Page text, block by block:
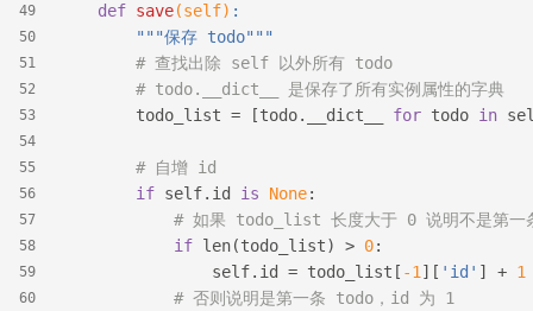
49
50
51
52
53
54
55
56
57
58
59
60
def save(self) :
"""保存 todo"""
# 查找出除 self 以外所有 todo
# todo.__dict__ 是保存了所有实例属性的字典
        todo_list = [todo.__dict__
for todo in
# 自增 id
if self.id is None:
# 如果 todo_list 长度大于 0 说明不是第
if len(todo_list) > 0:
                self.id = todo_list[
-1 ][ 'id' ] + 1
# 否则说明是第一条 todo，id 为 1